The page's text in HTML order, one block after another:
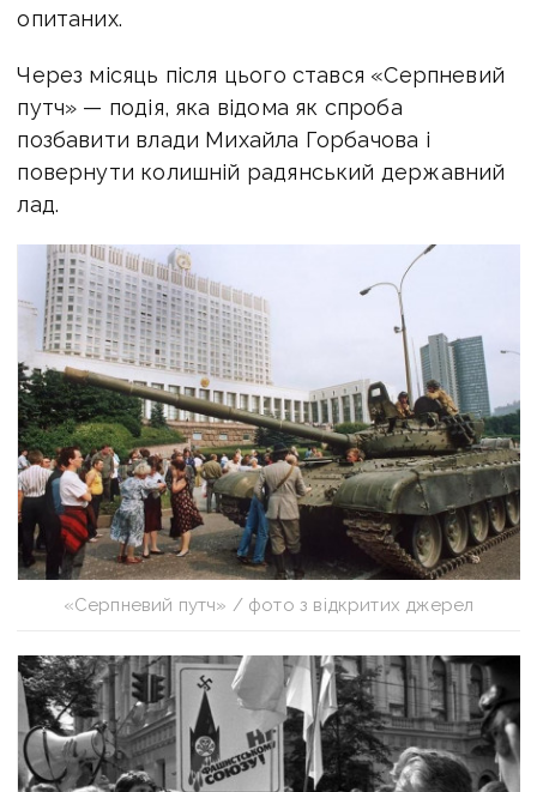
опитаних.
Через місяць після цього стався «Серпневий
путч» — подія, яка відома як спроба
позбавити влади Михайла Горбачова і
повернути колишній радянський державний
лад.
«Серпневий путч» / фото з відкритих джерел